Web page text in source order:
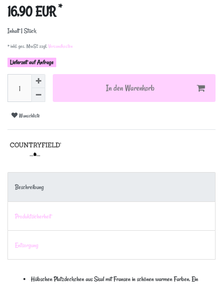
16,90 EUR*
Inhalt1Stück
* inkl. ges. MwSt. zzgl.Versandkosten
Lieferzeit auf Anfrage
In den Warenkorb
Wunschliste
Beschreibung
Produktsicherheit
Entsorgung
Hübschen Platzdeckchen aus Sisal mit Fransen in schönen warmen Farben. Ein